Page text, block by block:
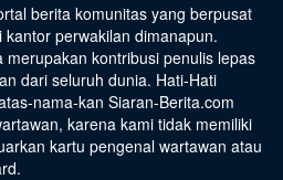
berita komunitas yang berpusat
perwakilan dimanapun.
kontribusi penulis lepas
dari seluruh dunia. Hati-Hati
nama-kan Siaran-Berita.com
karena kami tidak memiliki
kartu pengenal wartawan atau